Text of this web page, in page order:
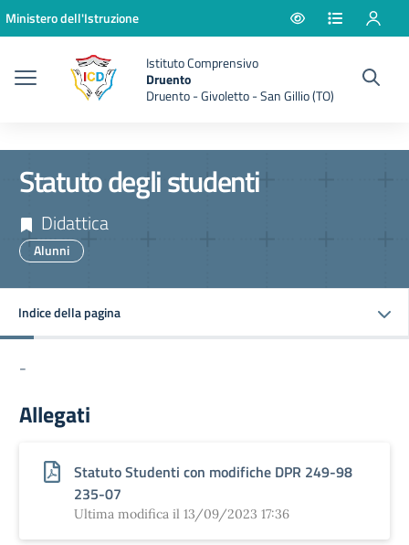
Vai ai contenuti
Vai al menu di navigazione
Vai al footer
Ministero dell'Istruzione
Istituto Comprensivo
Druento
Druento - Givoletto - San Gillio (TO)
Statuto degli studenti
Didattica
Alunni
Indice della pagina
-
Allegati
Statuto Studenti con modifiche DPR 249-98
235-07
Ultima modifica il 13/09/2023 17:36